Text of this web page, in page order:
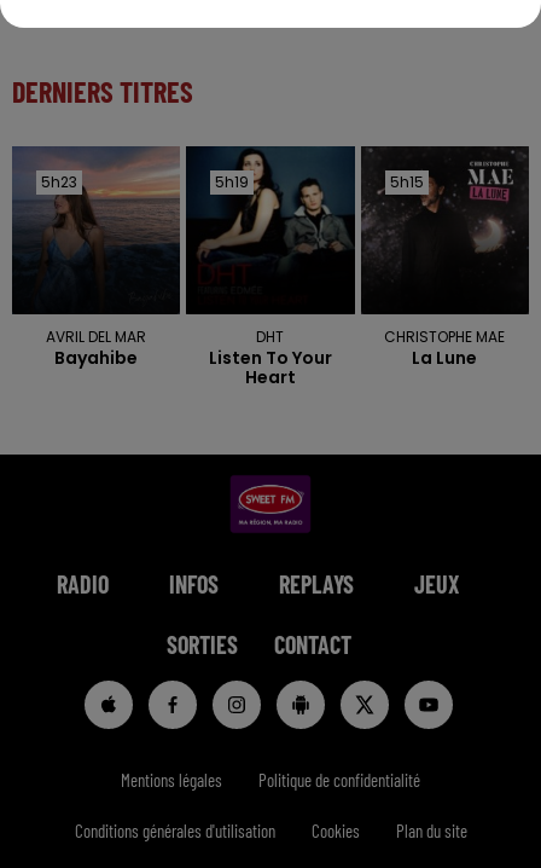
DERNIERS TITRES
5h23
5h23
AVRIL DEL MAR
Bayahibe
5h19
5h19
DHT
Listen To Your
Heart
5h15
5h15
CHRISTOPHE MAE
La Lune
RADIO INFOS REPLAYS JEUX
SORTIES CONTACT
Mentions légales Politique de confidentialité
Conditions générales d'utilisation Cookies Plan du site